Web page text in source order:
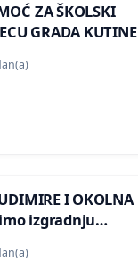
ZA ŠKOLSKI
GRADA KUTINE
I OKOLNA
izgradnju
Vedrine na